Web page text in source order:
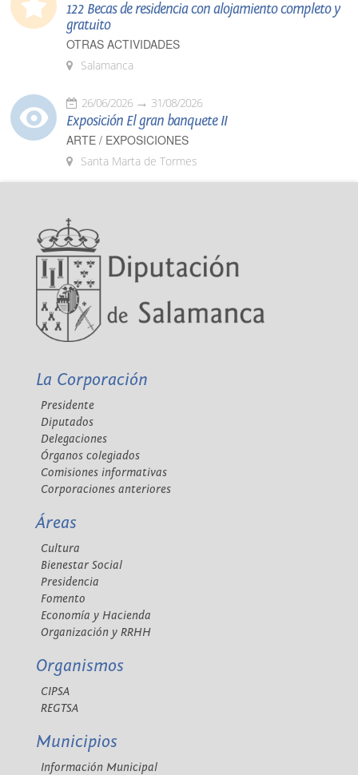
122 Becas de residencia con alojamiento completo y
gratuito
OTRAS ACTIVIDADES
Salamanca
26/06/2026 31/08/2026
Exposición El gran banquete II
ARTE / EXPOSICIONES
Santa Marta de Tormes
La Corporación
Presidente
Diputados
Delegaciones
Órganos colegiados
Comisiones informativas
Corporaciones anteriores
Áreas
Cultura
Bienestar Social
Presidencia
Fomento
Economía y Hacienda
Organización y RRHH
Organismos
CIPSA
REGTSA
Municipios
Información Municipal